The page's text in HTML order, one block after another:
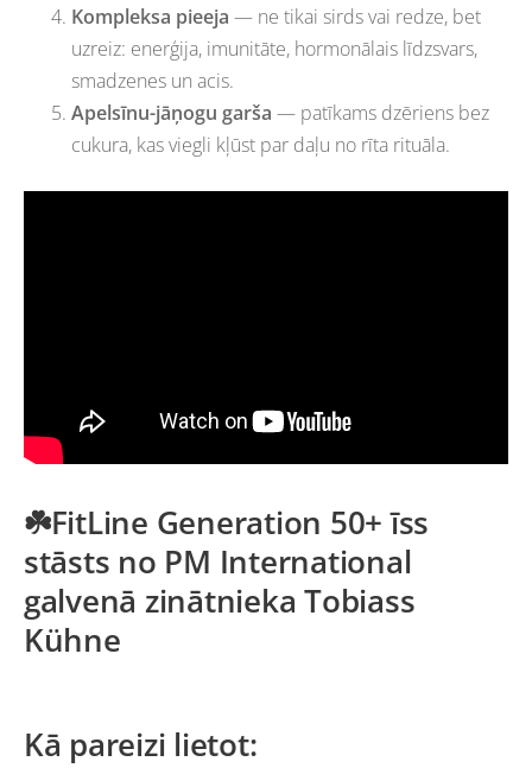
Kompleksa pieeja — ne tikai sirds vai redze, bet
uzreiz: enerģija, imunitāte, hormonālais līdzsvars,
smadzenes un acis.
Apelsīnu-jāņogu garša — patīkams dzēriens bez
cukura, kas viegli kļūst par daļu no rīta rituāla.
☘️FitLine Generation 50+ īss
stāsts no PM International
galvenā zinātnieka Tobiass
Kühne
Kā pareizi lietot: